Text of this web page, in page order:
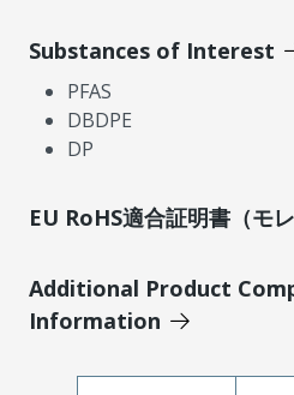
Substances of Interest
PFAS
DBDPE
DP
EU RoHS適合証明書（モ
Additional Product
Information